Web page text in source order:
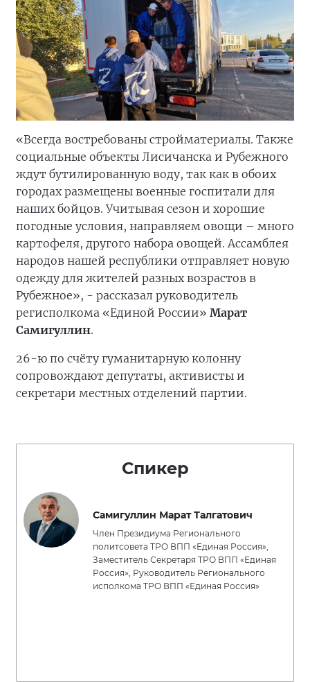
«Всегда востребованы стройматериалы. Также
социальные объекты Лисичанска и Рубежного
ждут бутилированную воду, так как в обоих
городах размещены военные госпитали для
наших бойцов. Учитывая сезон и хорошие
погодные условия, направляем овощи – много
картофеля, другого набора овощей. Ассамблея
народов нашей республики отправляет новую
одежду для жителей разных возрастов в
Рубежное», - рассказал руководитель
регисполкома «Единой России» Марат
Самигуллин.
26-ю по счёту гуманитарную колонну
сопровождают депутаты, активисты и
секретари местных отделений партии.
Спикер
Самигуллин Марат Талгатович
Член Президиума Регионального
политсовета ТРО ВПП «Единая Россия»,
Заместитель Секретаря ТРО ВПП «Единая
Россия», Руководитель Регионального
исполкома ТРО ВПП «Единая Россия»